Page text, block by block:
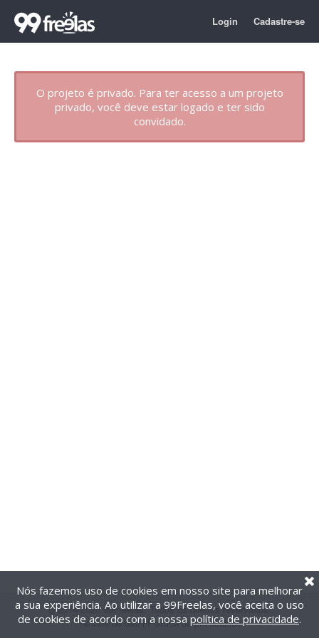
Login Cadastre-se
O projeto é privado. Para ter acesso a um projeto
privado, você deve estar logado e ter sido
convidado.
@2014-2026 99Freelas. Todos os direitos reservados.
Termos de uso| Política de privacidade
Nós fazemos uso de cookies em nosso site para melhorar
a sua experiência. Ao utilizar a 99Freelas, você aceita o uso
de cookies de acordo com a nossa política de privacidade.